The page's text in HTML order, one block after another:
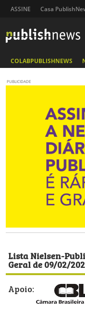
ASSINE Casa
COLABPUBLISHNEWS
PUBLICIDADE
Lista Nielsen-
Geral de 09/02/
Apoio: